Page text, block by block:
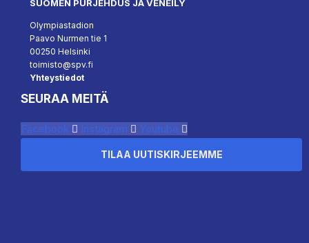
SUOMEN PURJEHDUS JA VENEILY
Olympiastadion
Paavo Nurmen tie 1
00250 Helsinki
toimisto@spv.fi
Yhteystiedot
SEURAA MEITÄ
Facebook Instagram Youtube
TILAA UUTISKIRJEEMME